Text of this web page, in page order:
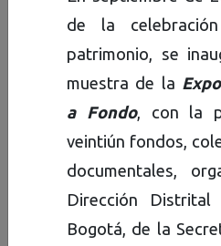
2003, el Archivo
concebido como
conservación de
la ciudad,
derechos
rector del
Archivos.
de la
patrimonio, se
muestra de la
a Fondo, con la
veintiún fondos,
documentales,
Dirección
Bogotá, de la